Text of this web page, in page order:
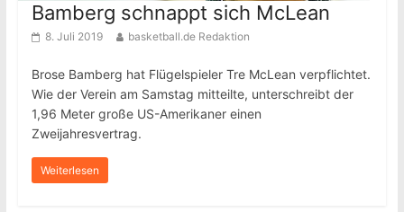
Bamberg schnappt sich McLean
8. Juli 2019 basketball.de Redaktion
Brose Bamberg hat Flügelspieler Tre McLean verpflichtet.
Wie der Verein am Samstag mitteilte, unterschreibt der
1,96 Meter große US-Amerikaner einen
Zweijahresvertrag.
Weiterlesen